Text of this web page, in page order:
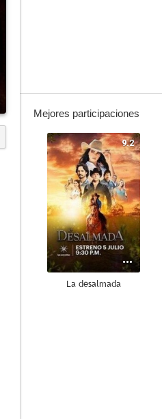
Mejores participaciones
9.2
La desalmada